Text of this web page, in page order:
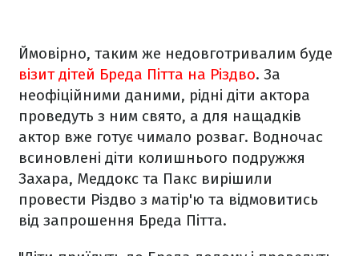
Ймовірно, таким же недовготривалим буде
візит дітей Бреда Пітта на Різдво. За
неофіційними даними, рідні діти актора
проведуть з ним свято, а для нащадків
актор вже готує чимало розваг. Водночас
всиновлені діти колишнього подружжя
Захара, Меддокс та Пакс вирішили
провести Різдво з матір'ю та відмовитись
від запрошення Бреда Пітта.